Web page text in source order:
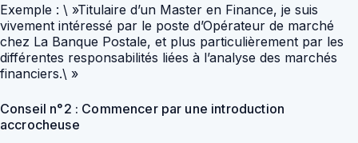
Exemple : \ »Titulaire d’un Master en Finance, je suis
vivement intéressé par le poste d’Opérateur de marché
chez La Banque Postale, et plus particulièrement par les
différentes responsabilités liées à l’analyse des marchés
financiers.\ »
Conseil n°2 : Commencer par une introduction
accrocheuse